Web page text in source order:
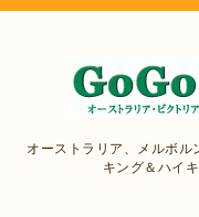
オーストラリア、メルボル
キング＆ハイ